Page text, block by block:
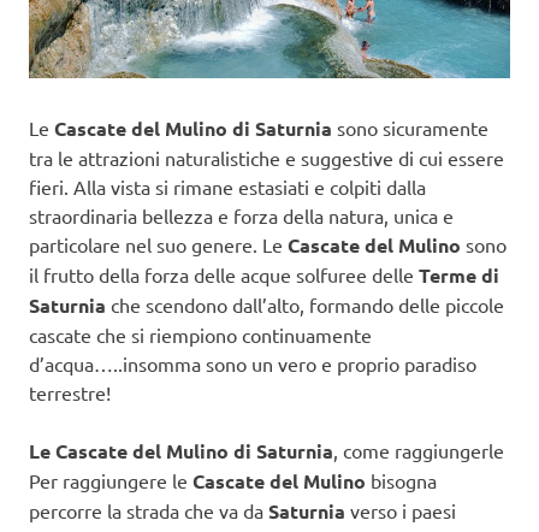
Le Cascate del Mulino di Saturnia sono sicuramente
tra le attrazioni naturalistiche e suggestive di cui essere
fieri. Alla vista si rimane estasiati e colpiti dalla
straordinaria bellezza e forza della natura, unica e
particolare nel suo genere. Le Cascate del Mulino sono
il frutto della forza delle acque solfuree delle Terme di
Saturnia che scendono dall’alto, formando delle piccole
cascate che si riempiono continuamente
d’acqua…..insomma sono un vero e proprio paradiso
terrestre!
Le Cascate del Mulino di Saturnia , come raggiungerle
Per raggiungere le Cascate del Mulino bisogna
percorre la strada che va da Saturnia verso i paesi